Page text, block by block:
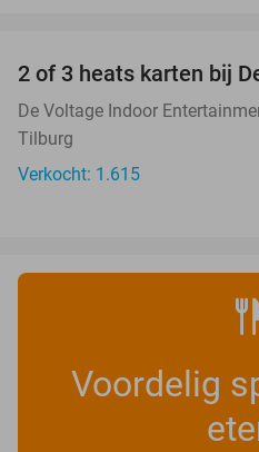
2 of 3 heats karten bij
De Voltage Indoor
Tilburg
Verkocht: 1.615
Voordelig